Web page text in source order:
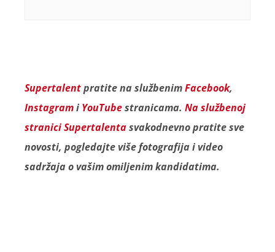
Supertalentpratite na službenimFacebook,
Instagrami YouTubestranicama. Na službenoj
stranici Supertalentasvakodnevno pratite sve
novosti, pogledajte više fotografija i video
sadržaja o vašim omiljenim kandidatima.